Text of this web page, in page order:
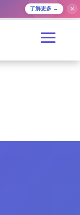
了解更多 → ✕